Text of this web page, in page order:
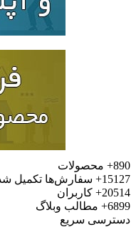
محصولات
سفارش‌ها تکمیل شده
کاربران
مطالب وبلاگ
سریع